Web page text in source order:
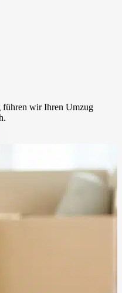
führen wir Ihren Umzug